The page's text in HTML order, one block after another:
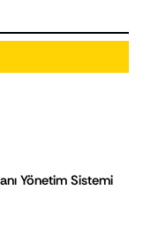
Yönetim Sistemi